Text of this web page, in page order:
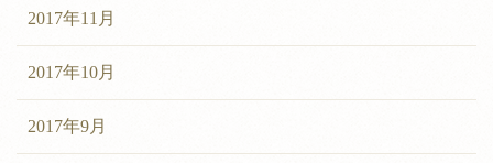
2017年11月
2017年10月
2017年9月